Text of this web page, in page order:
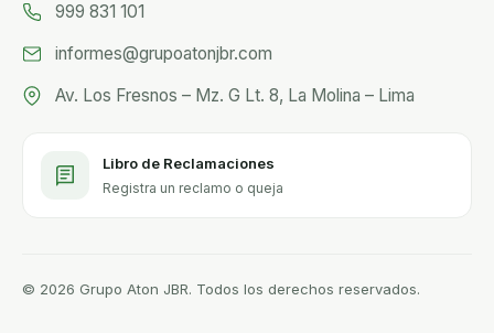
999 831 101
informes@grupoatonjbr.com
Av. Los Fresnos – Mz. G Lt. 8, La Molina – Lima
Libro de Reclamaciones
Registra un reclamo o queja
© 2026 Grupo Aton JBR. Todos los derechos reservados.